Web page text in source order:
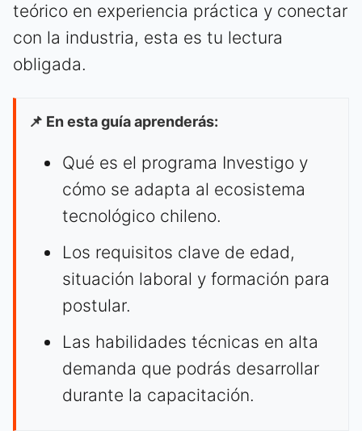
teórico en experiencia práctica y conectar
con la industria, esta es tu lectura
obligada.
📌 En esta guía aprenderás:
Qué es el programa Investigo y
cómo se adapta al ecosistema
tecnológico chileno.
Los requisitos clave de edad,
situación laboral y formación para
postular.
Las habilidades técnicas en alta
demanda que podrás desarrollar
durante la capacitación.